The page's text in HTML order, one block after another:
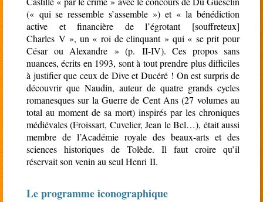
(« qui se ressemble s’assemble ») et « la bénédiction
active et financière de l’égrotant [souffreteux]
Charles V », un « roi de clinquant » qui « se prit pour
César ou Alexandre » (p. II-IV). Ces propos sans
nuances, écrits en 1993, sont à tout prendre plus difficiles
à justifier que ceux de Dive et Ducéré ! On est surpris de
découvrir que Naudin, auteur de quatre grands cycles
romanesques sur la Guerre de Cent Ans (27 volumes au
total au moment de sa mort) inspirés par les chroniques
médiévales (Froissart, Cuvelier, Jean le Bel…), était aussi
membre de l’Académie royale des beaux-arts et des
sciences historiques de Tolède. Il faut croire qu’il
réservait son venin au seul Henri II.
Le programme iconographique